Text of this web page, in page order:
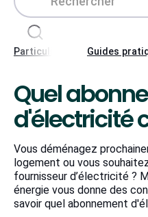
Particuliers Guides
Quel
d'électricité
Vous déménagez
logement ou vous
fournisseur d’électricité ?
énergie vous donne des
savoir quel abonnement